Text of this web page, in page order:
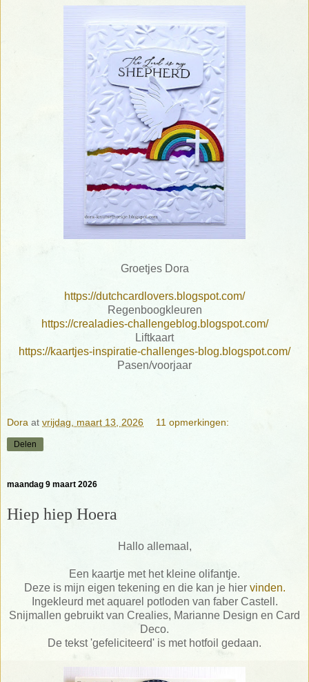
Groetjes Dora
https://dutchcardlovers.blogspot.com/
Regenboogkleuren
https://crealadies-challengeblog.blogspot.com/
Liftkaart
https://kaartjes-inspiratie-challenges-blog.blogspot.com/
Pasen/voorjaar
Dora at vrijdag, maart 13, 2026 11 opmerkingen:
Delen
maandag 9 maart 2026
Hiep hiep Hoera
Hallo allemaal,
Een kaartje met het kleine olifantje.
Deze is mijn eigen tekening en die kan je hier vinden.
Ingekleurd met aquarel potloden van faber Castell.
Snijmallen gebruikt van Crealies, Marianne Design en Card
Deco.
De tekst 'gefeliciteerd' is met hotfoil gedaan.